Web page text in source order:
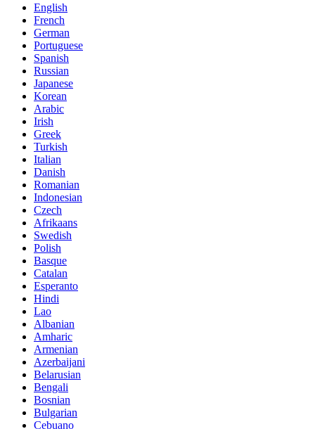
English
French
German
Portuguese
Spanish
Russian
Japanese
Korean
Arabic
Irish
Greek
Turkish
Italian
Danish
Romanian
Indonesian
Czech
Afrikaans
Swedish
Polish
Basque
Catalan
Esperanto
Hindi
Lao
Albanian
Amharic
Armenian
Azerbaijani
Belarusian
Bengali
Bosnian
Bulgarian
Cebuano